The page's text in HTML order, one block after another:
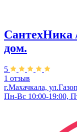
СантехНика
дом.
5
1 отзыв
г.Махачкала,
Пн-Вс 10:00-19:00,